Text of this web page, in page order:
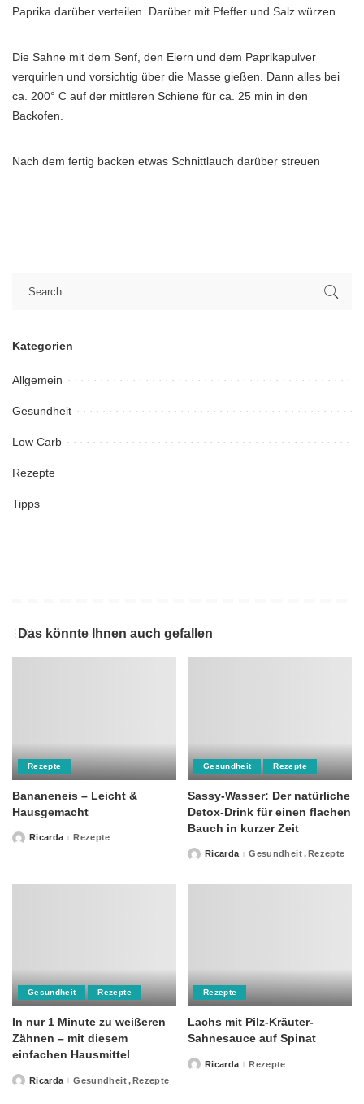
Paprika darüber verteilen. Darüber mit Pfeffer und Salz würzen.
Die Sahne mit dem Senf, den Eiern und dem Paprikapulver
verquirlen und vorsichtig über die Masse gießen. Dann alles bei
ca. 200° C auf der mittleren Schiene für ca. 25 min in den
Backofen.
Nach dem fertig backen etwas Schnittlauch darüber streuen
Kategorien
Allgemein
Gesundheit
Low Carb
Rezepte
Tipps
Das könnte Ihnen auch gefallen
Rezepte
Bananeneis – Leicht &
Hausgemacht
PostedRicarda Rezepte
Gesundheit Rezepte
Sassy-Wasser: Der natürliche
Detox-Drink für einen flachen
Bauch in kurzer Zeit
PostedRicarda Gesundheit Rezepte
Gesundheit Rezepte
In nur 1 Minute zu weißeren
Zähnen – mit diesem
einfachen Hausmittel
PostedRicarda Gesundheit Rezepte
Rezepte
Lachs mit Pilz-Kräuter-
Sahnesauce auf Spinat
PostedRicarda Rezepte